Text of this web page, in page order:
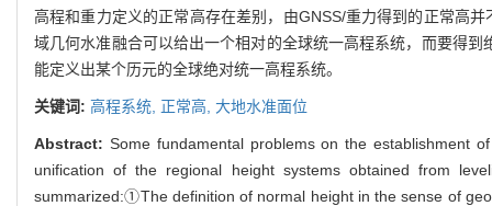
高程和重力定义的正常高存在差别，由GNSS/重力得到的正常高
域几何水准融合可以给出一个相对的全球统一高程系统，而要得
能定义出某个历元的全球绝对统一高程系统。
关键词: 高程系统, 正常高, 大地水准面位
Abstract: Some fundamental problems on the establishment
unification of the regional height systems obtained from
summarized:①The definition of normal height in the sense of